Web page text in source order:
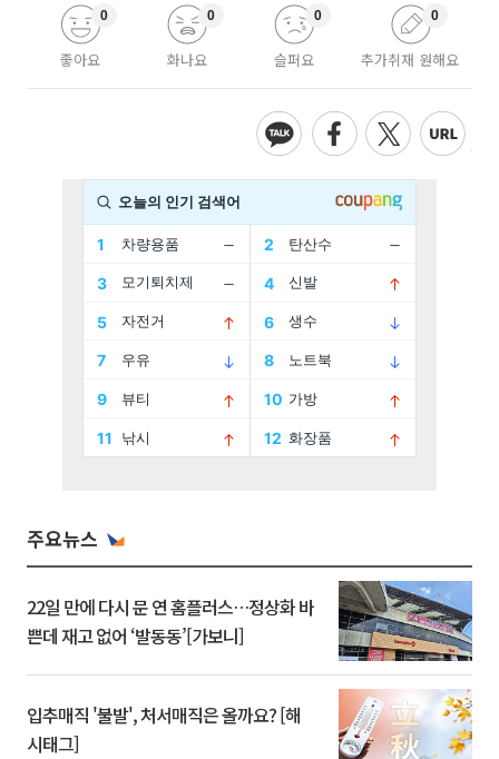
좋아요
0
화나요
0
슬퍼요
0
추가취재 원해요
0
주요뉴스
22일 만에 다시 문 연 홈플러스…정상화 바
쁜데 재고 없어 ‘발동동’[가보니]
입추매직 '불발', 처서매직은 올까요? [해
시태그]